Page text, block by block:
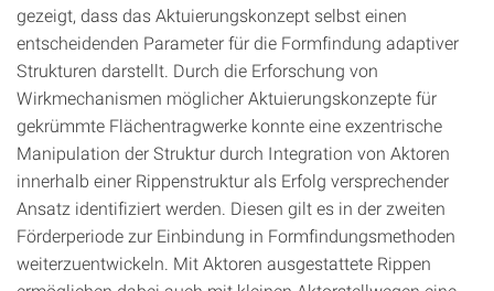
gezeigt, dass das Aktuierungskonzept selbst einen
entscheidenden Parameter für die Formfindung adaptiver
Strukturen darstellt. Durch die Erforschung von
Wirkmechanismen möglicher Aktuierungskonzepte für
gekrümmte Flächentragwerke konnte eine exzentrische
Manipulation der Struktur durch Integration von Aktoren
innerhalb einer Rippenstruktur als Erfolg versprechender
Ansatz identifiziert werden. Diesen gilt es in der zweiten
Förderperiode zur Einbindung in Formfindungsmethoden
weiterzuentwickeln. Mit Aktoren ausgestattete Rippen